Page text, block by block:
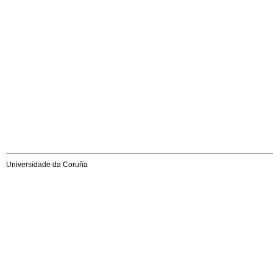
Universidade da Coruña